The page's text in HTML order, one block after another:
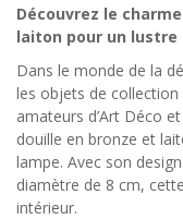
Découvrez le
laiton pour un lustre
Dans le monde de la
les objets de
amateurs d’Art Déco
douille en bronze et
lampe. Avec son
diamètre de 8 cm,
intérieur.